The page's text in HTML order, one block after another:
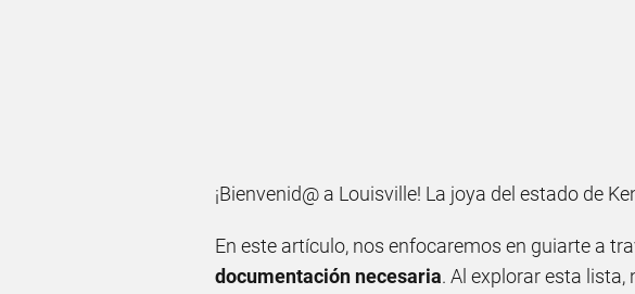
¡Bienvenid@ a Louisville! La joya del estado de
En este artículo, nos enfocaremos en guiarte a
documentación necesaria. Al explorar esta lista,